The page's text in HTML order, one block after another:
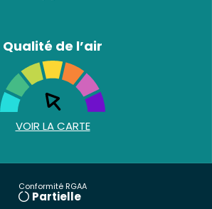
Qualité de l’air
VOIR LA CARTE
Conformité RGAA
Partielle